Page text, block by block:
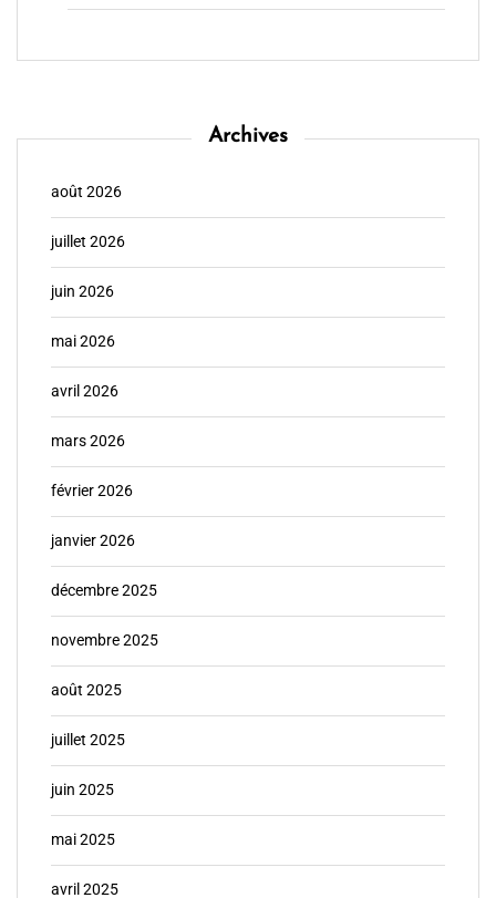
Archives
août 2026
juillet 2026
juin 2026
mai 2026
avril 2026
mars 2026
février 2026
janvier 2026
décembre 2025
novembre 2025
août 2025
juillet 2025
juin 2025
mai 2025
avril 2025